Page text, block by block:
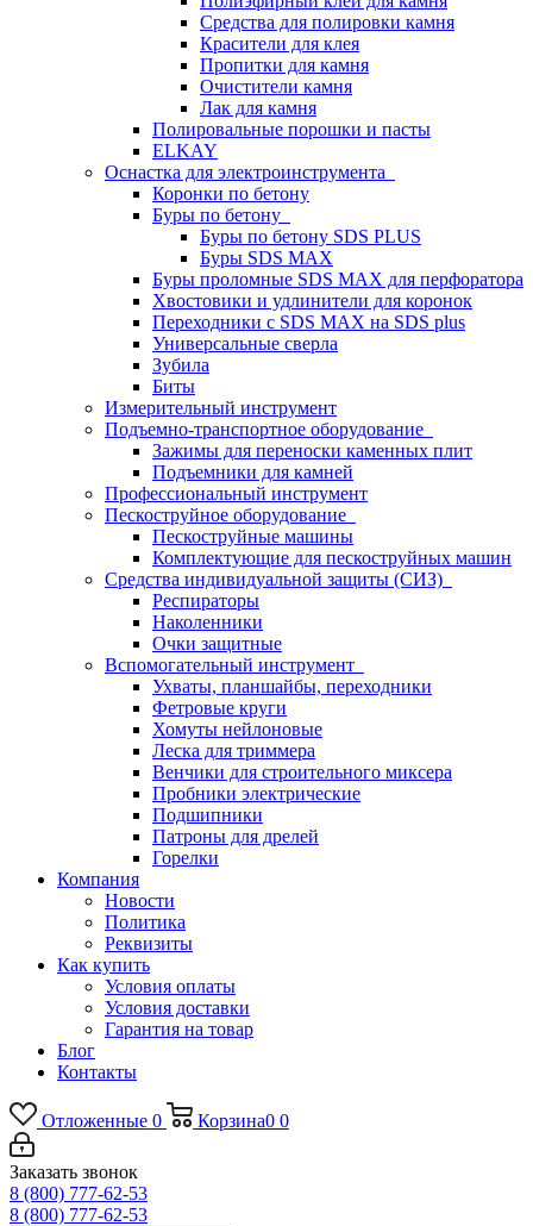
Средства для полировки камня
Красители для клея
Пропитки для камня
Очистители камня
Лак для камня
Полировальные порошки и пасты
ELKAY
Оснастка для электроинструмента
Коронки по бетону
Буры по бетону
Буры по бетону SDS PLUS
Буры SDS MAX
Буры проломные SDS MAX для перфоратора
Хвостовики и удлинители для коронок
Переходники с SDS MAX на SDS plus
Универсальные сверла
Зубила
Биты
Измерительный инструмент
Подъемно-транспортное оборудование
Зажимы для переноски каменных плит
Подъемники для камней
Профессиональный инструмент
Пескоструйное оборудование
Пескоструйные машины
Комплектующие для пескоструйных машин
Средства индивидуальной защиты (СИЗ)
Респираторы
Наколенники
Очки защитные
Вспомогательный инструмент
Ухваты, планшайбы, переходники
Фетровые круги
Хомуты нейлоновые
Леска для триммера
Венчики для строительного миксера
Пробники электрические
Подшипники
Патроны для дрелей
Горелки
Компания
Новости
Политика
Реквизиты
Как купить
Условия оплаты
Условия доставки
Гарантия на товар
Блог
Контакты
Отложенные 0 Корзина0 0
Заказать звонок
8 (800) 777-62-53
8 (800) 777-62-53